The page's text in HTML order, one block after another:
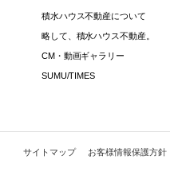
積水ハウス不動産について
略して、積水ハウス不動産。
CM・動画ギャラリー
SUMU/TIMES
サイトマップ お客様情報保護方針